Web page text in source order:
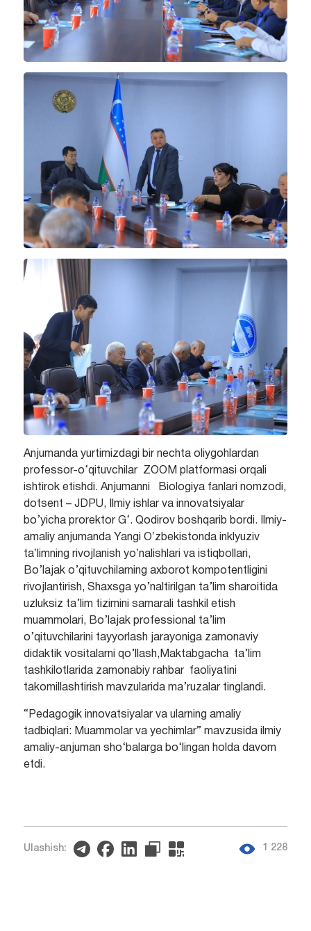
Anjumanda yurtimizdagi bir nechta oliygohlardan
professor-o‘qituvchilar ZOOM platformasi orqali
ishtirok etishdi. Anjumanni Biologiya fanlari nomzodi,
dotsent – JDPU, Ilmiy ishlar va innovatsiyalar
bo’yicha prorektor G‘. Qodirov boshqarib bordi. Ilmiy-
amaliy anjumanda Yangi Oʼzbekistonda inklyuziv
taʼlimning rivojlanish yoʼnalishlari va istiqbollari,
Bo’lajak o’qituvchilarning axborot kompotentligini
rivojlantirish, Shaxsga yo’naltirilgan ta’lim sharoitida
uzluksiz ta’lim tizimini samarali tashkil etish
muammolari, Bo’lajak professional ta’lim
o’qituvchilarini tayyorlash jarayoniga zamonaviy
didaktik vositalarni qo’llash,Maktabgacha ta’lim
tashkilotlarida zamonabiy rahbar faoliyatini
takomillashtirish mavzularida ma’ruzalar tinglandi.
“Pedagogik innovatsiyalar va ularning amaliy
tadbiqlari: Muammolar va yechimlar” mavzusida ilmiy
amaliy-anjuman sho‘balarga bo‘lingan holda davom
etdi.
Ulashish: 1 228